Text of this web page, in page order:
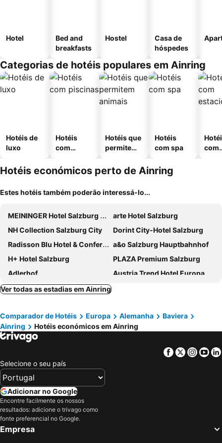
Hotel
Bed and
breakfasts
Hostel
Casa de
hóspedes
Categorias de hotéis populares em Ainring
Hotéis de
luxo
Hotéis
com
Hotéis que
permitem
Hotéis
com spa
com
Hotéis económicos perto de Ainring
Estes hotéis também poderão interessá-lo...
MEININGER Hotel Salzburg City Center
arte Hotel Salzburg
NH Collection Salzburg City
Dorint City-Hotel Salzburg
Radisson Blu Hotel & Conference Centre, Salzburg
a&o Salzburg Hauptbahnhof
H+ Hotel Salzburg
PLAZA Premium Salzburg
Adlerhof
Austria Trend Hotel Europa Salzburg
Cocoon Salzburg
Hotel Mercure Salzburg City
Hotel Vogelweiderhof
Leonardo Hotel Salzburg City Center
JUFA Hotel Salzburg City
Design Hotel zum Hirschen Salzburg
Altstadthotel Kasererbräu
ARCOTEL Castellani Salzburg
Imlauer Hotel Pitter Salzburg
Holiday Inn Salzburg City By Ihg
Hotel Das Junior by MAX 70
B&B Hotel Salzburg-Nord
Hotel am Mirabellplatz
Ver todas as estadias em Ainring
Comparador de Hotéis Europa Alemanha
Baviera
Ainring
Hotéis económicos em Ainring
Facebook
Twitter
Selecione o seu país
Adicionar no Google
Encontre facilmente os nossos
resultados: adicione o trivago como
fonte preferencial no Google.
Empresa